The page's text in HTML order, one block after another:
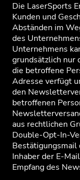
Die LaserSports
Kunden und
Abständen im
des
Unternehmens
grundsätzlich nur
die betroffene
Adresse verfügt
den
betroffenen
aus rechtlichen
Double-Opt-In-
Bestätigungsmail
Inhaber der E-
Empfang des